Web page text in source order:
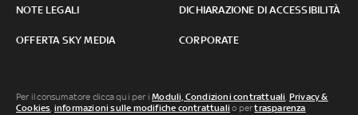
NOTE LEGALI DICHIARAZIONE DI ACCESSIBILITÀ
OFFERTA SKY MEDIA CORPORATE
Per il consumatore clicca qui per iModuli, Condizioni contrattuali, Privacy &
Cookies, informazioni sulle modifiche contrattuali o pertrasparenza